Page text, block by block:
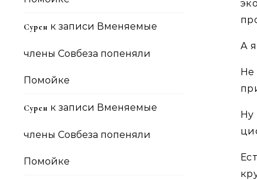
Сурен к записи Вменяемые
члены Совбеза попеняли
Помойке
Сурен к записи Вменяемые
члены Совбеза попеняли
Помойке
А
Не
Ну